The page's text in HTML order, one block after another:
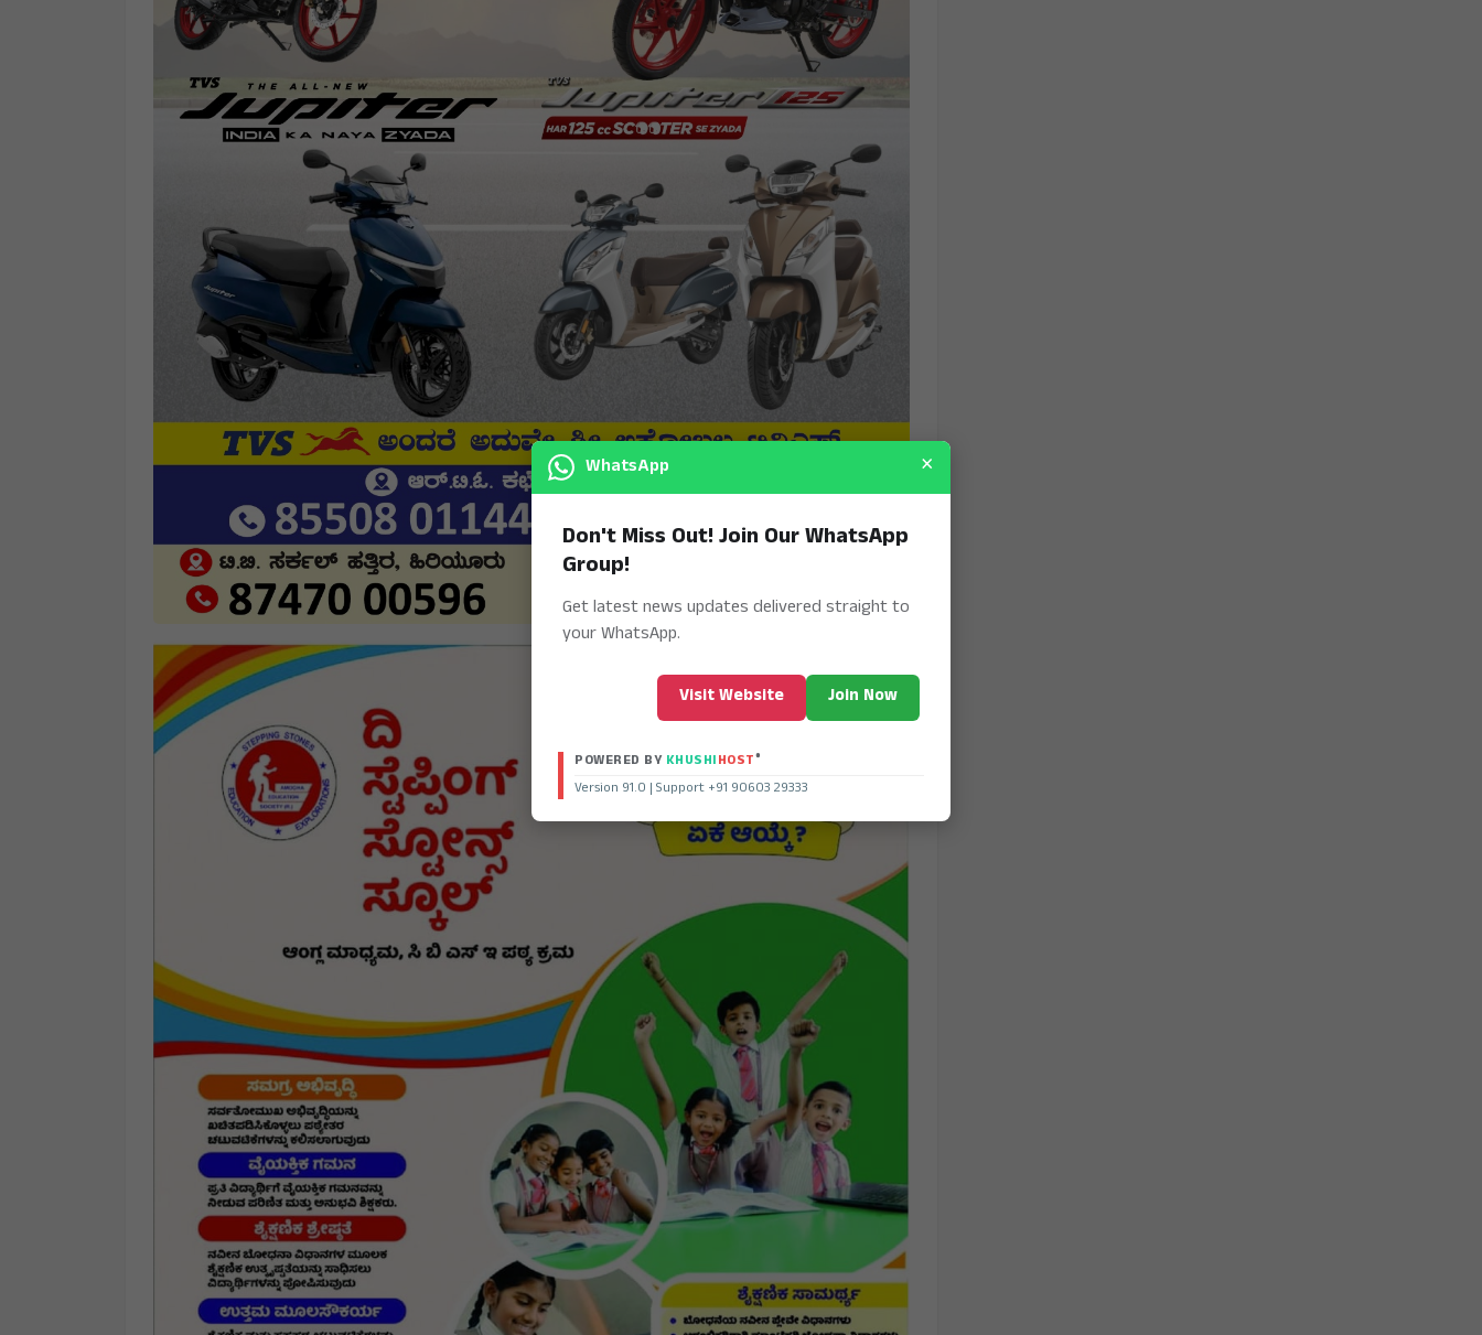
WhatsApp ×
Don't Miss Out! Join Our WhatsApp
Group!
Get latest news updates delivered straight to
your WhatsApp.
Visit Website Join Now
POWERED BY KHUSHIHOST®
Version 91.0 | Support +91 90603 29333